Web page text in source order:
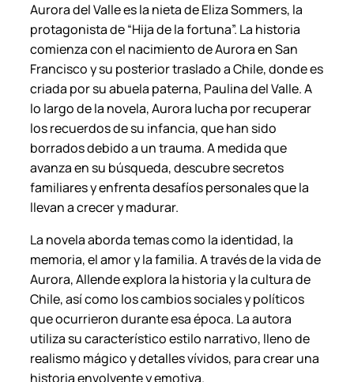
a
n
t
i
d
a
d
Aurora del Valle es la nieta de Eliza Sommers, la
protagonista de “Hija de la fortuna”. La historia
comienza con el nacimiento de Aurora en San
Francisco y su posterior traslado a Chile, donde es
criada por su abuela paterna, Paulina del Valle. A
lo largo de la novela, Aurora lucha por recuperar
los recuerdos de su infancia, que han sido
borrados debido a un trauma. A medida que
avanza en su búsqueda, descubre secretos
familiares y enfrenta desafíos personales que la
llevan a crecer y madurar.
La novela aborda temas como la identidad, la
memoria, el amor y la familia. A través de la vida de
Aurora, Allende explora la historia y la cultura de
Chile, así como los cambios sociales y políticos
que ocurrieron durante esa época. La autora
utiliza su característico estilo narrativo, lleno de
realismo mágico y detalles vívidos, para crear una
historia envolvente y emotiva.